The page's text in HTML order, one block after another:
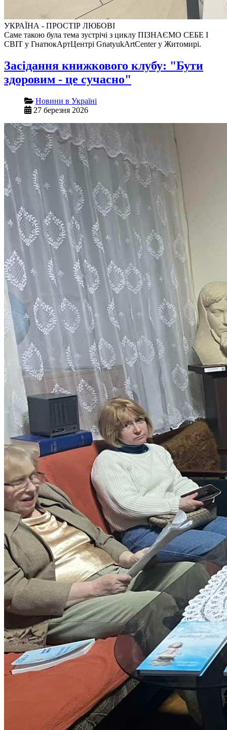
УКРАЇНА - ПРОСТІР ЛЮБОВІ
Саме такою була тема зустрічі з циклу ПІЗНАЄМО СЕБЕ І
СВІТ у ГнатюкАртЦентрі GnatyukArtCenter у Житомирі.
Засідання книжкового клубу: "Бути
здоровим - це сучасно"
Новини в Україні
27 березня 2026